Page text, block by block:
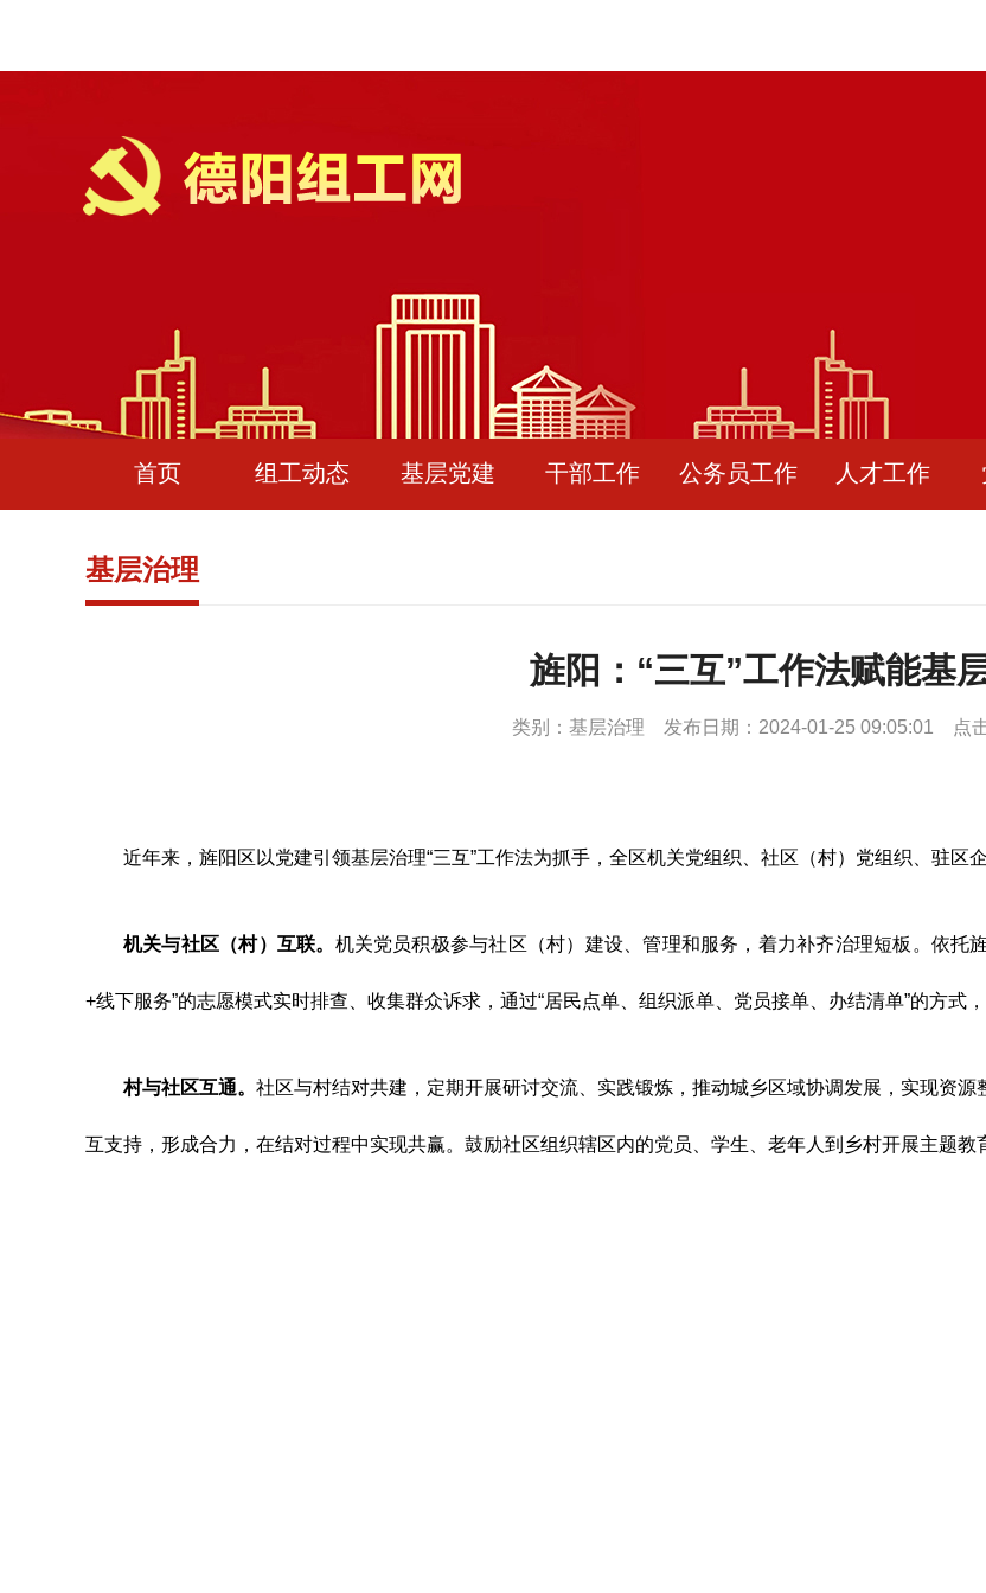
首页 组工动态 基层党建 干部工作 公务员工作 人才工作
基层治理
旌阳：“三互”工作法赋能基
类别：基层治理 发布日期：2024-01-25 09:05:01 点
近年来，旌阳区以党建引领基层治理“三互”工作法为抓手，全区机关党组织、社区（村）党组织、驻区
机关与社区（村）互联。 机关党员积极参与社区（村）建设、管理和服务，着力补齐治理短板。依托
+线下服务”的志愿模式实时排查、收集群众诉求，通过“居民点单、组织派单、党员接单、办结清单”的方式
村与社区互通。 社区与村结对共建，定期开展研讨交流、实践锻炼，推动城乡区域协调发展，实现资
互支持，形成合力，在结对过程中实现共赢。鼓励社区组织辖区内的党员、学生、老年人到乡村开展主题教